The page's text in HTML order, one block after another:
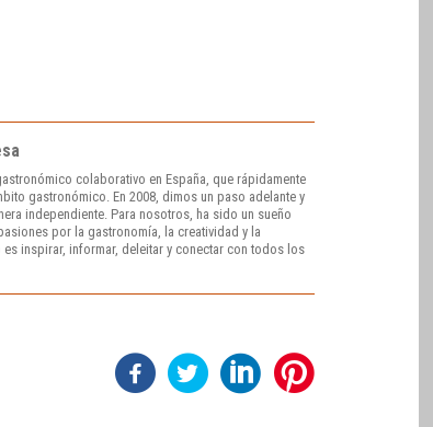
colaborativo en España, que rápidamente
gastronómico. En 2008, dimos un paso adelante y
independiente. Para nosotros, ha sido un sueño
por la gastronomía, la creatividad y la
inspirar, informar, deleitar y conectar con todos los